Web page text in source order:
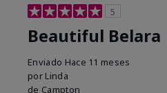
5
Beautiful Belara
Enviado Hace 11 meses
por Linda
de Campton